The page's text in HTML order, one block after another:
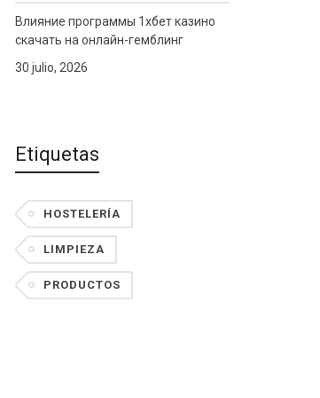
Влияние программы 1хбет казино
скачать на онлайн-гемблинг
30 julio, 2026
Etiquetas
HOSTELERÍA
LIMPIEZA
PRODUCTOS